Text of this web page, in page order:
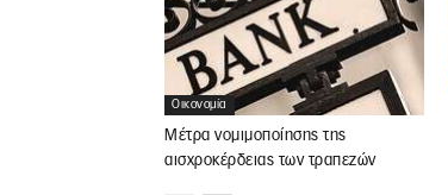
Οικονομία
Μέτρα νομιμοποίησης της
αισχροκέρδειας των τραπεζών